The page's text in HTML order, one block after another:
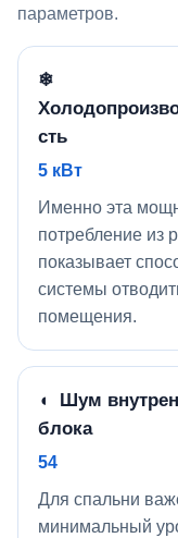
параметров.
❄
сть
5 кВт
Именно эта
потребление из
показывает
системы
помещения.
◖ Шум
блока
54
Для спальни
минимальный